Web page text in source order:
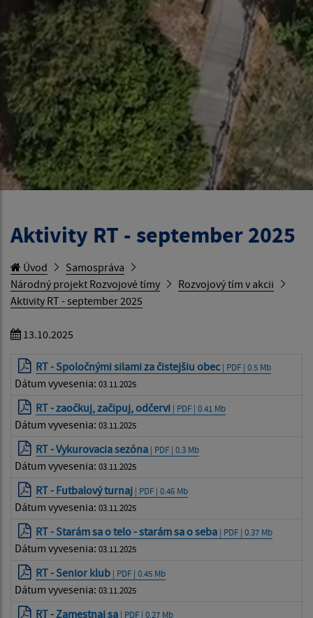
Aktivity RT - september 2025
Úvod
Samospráva
Národný projekt Rozvojové tímy
Rozvojový tím v akcii
Aktivity RT - september 2025
13.10.2025
RT - Spoločnými silami za čistejšiu obec| PDF | 0.5 Mb
Dátum vyvesenia: 03.11.2025
RT - zaočkuj, začipuj, odčervi | PDF | 0.41 Mb
Dátum vyvesenia: 03.11.2025
RT - Vykurovacia sezóna | PDF | 0.3 Mb
Dátum vyvesenia: 03.11.2025
RT - Futbalový turnaj | PDF | 0.46 Mb
Dátum vyvesenia: 03.11.2025
RT - Starám sa o telo - starám sa o seba | PDF | 0.37 Mb
Dátum vyvesenia: 03.11.2025
RT - Senior klub | PDF | 0.45 Mb
Dátum vyvesenia: 03.11.2025
RT - Zamestnaj sa | PDF | 0.27 Mb